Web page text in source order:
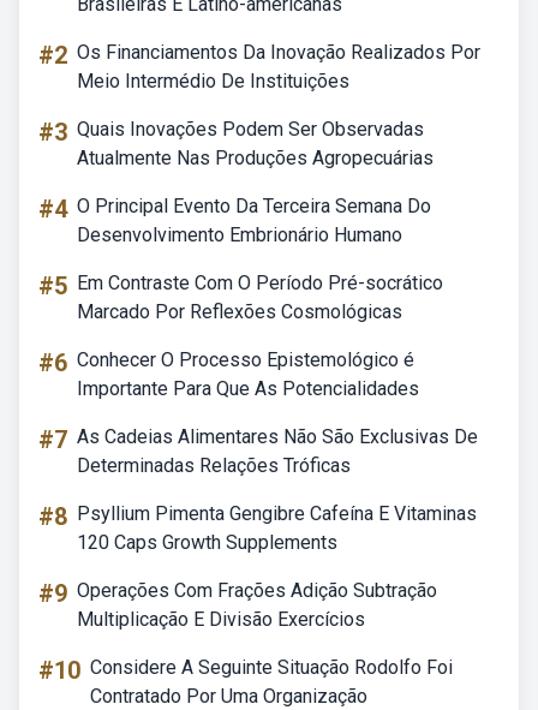
#2 Os Financiamentos Da Inovação Realizados Por
Meio Intermédio De Instituições
#3 Quais Inovações Podem Ser Observadas
Atualmente Nas Produções Agropecuárias
#4 O Principal Evento Da Terceira Semana Do
Desenvolvimento Embrionário Humano
#5 Em Contraste Com O Período Pré-socrático
Marcado Por Reflexões Cosmológicas
#6 Conhecer O Processo Epistemológico é
Importante Para Que As Potencialidades
#7 As Cadeias Alimentares Não São Exclusivas De
Determinadas Relações Tróficas
#8 Psyllium Pimenta Gengibre Cafeína E Vitaminas
120 Caps Growth Supplements
#9 Operações Com Frações Adição Subtração
Multiplicação E Divisão Exercícios
#10 Considere A Seguinte Situação Rodolfo Foi
Contratado Por Uma Organização